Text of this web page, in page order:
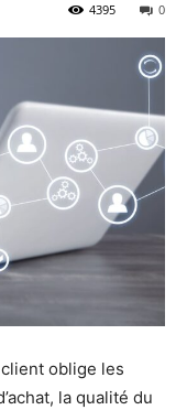
0
4395
oblige les
la qualité du